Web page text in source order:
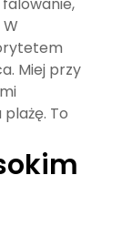
Miej przy
To